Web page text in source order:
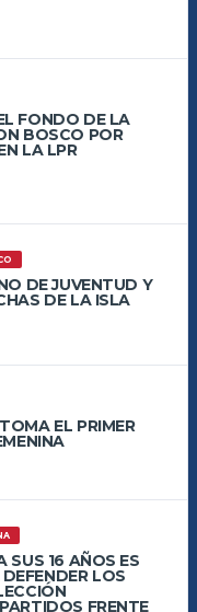
FONDO DE LA
BOSCO POR
LA LPR
DE JUVENTUD Y
DE LA ISLA
EL PRIMER
SUS 16 AÑOS ES
LOS
FRENTE